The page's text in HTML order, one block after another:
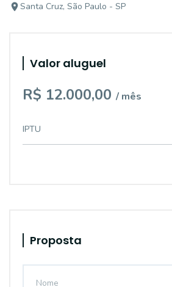
Santa Cruz, São Paulo - SP
Valor aluguel
R$ 12.000,00 / mês
IPTU
Proposta